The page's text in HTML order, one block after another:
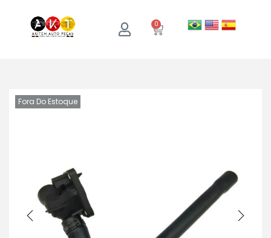
0
Fora Do Estoque